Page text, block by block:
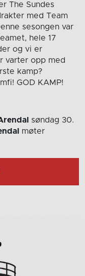
The Sundes
med Team
sesongen var
hele 17
og vi er
varter opp med
kamp?
GOD KAMP!
søndag 30.
møter